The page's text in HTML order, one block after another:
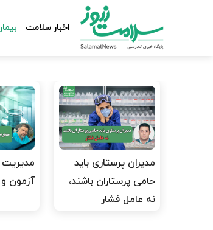
اخبار سلامت
مدیران پرستاری باید
حامی پرستاران باشند،
نه عامل فشار
آزمون